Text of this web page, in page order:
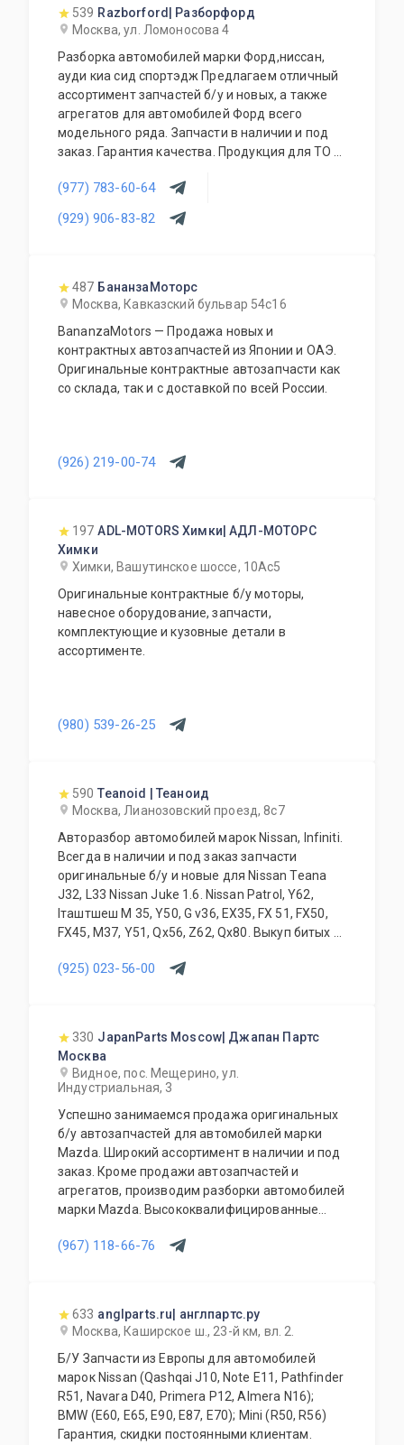
539 Razborford| Разборфорд
Москва, ул. Ломоносова 4
Разборка автомобилей марки Форд,ниссан,
ауди киа сид спортэдж Предлагаем отличный
ассортимент запчастей б/у и новых, а также
агрегатов для автомобилей Форд всего
модельного ряда. Запчасти в наличии и под
заказ. Гарантия качества. Продукция для ТО и
автомобилей. Доступные цены. Работа с
региональными клиентами. Приезжайте к нам
- квалифицированные специалисты помогут с
(977) 783-60-64
(929) 906-83-82
487 БананзаМоторс
Москва, Кавказский бульвар 54с16
BananzaMotors — Продажа новых и
контрактных автозапчастей из Японии и ОАЭ.
Оригинальные контрактные автозапчасти как
со склада, так и с доставкой по всей России.
(926) 219-00-74
197 ADL-MOTORS Химки| АДЛ-МОТОРС
Химки
Химки, Вашутинское шоссе, 10Ас5
Оригинальные контрактные б/у моторы,
навесное оборудование, запчасти,
комплектующие и кузовные детали в
ассортименте.
(980) 539-26-25
590 Teanoid | Теаноид
Москва, Лианозовский проезд, 8с7
Авторазбор автомобилей марок Nissan, Infiniti.
Всегда в наличии и под заказ запчасти
оригинальные б/у и новые для Nissan Teana
J32, L33 Nissan Juke 1.6. Nissan Patrol, Y62,
Iташтшеш M 35, Y50, G v36, EX35, FX 51, FX50,
FX45, M37, Y51, Qx56, Z62, Qx80. Выкуп битых и
запчастей и дополнительного оборудования.
Квалифицированные специалисты нашей
компании всегда грамотно ответят на любые
вопросы по оснащению, подбору, замене
Возможна доставка по Москве. Доставка в
регионы России и ближнего зарубежья.
Работаем ежедневно.
(925) 023-56-00
330 JapanParts Moscow| Джапан Партс
Москва
Видное, пос. Мещерино, ул.
Индустриальная, 3
Успешно занимаемся продажа оригинальных
б/у автозапчастей для автомобилей марки
Mazda. Широкий ассортимент в наличии и под
заказ. Кроме продажи автозапчастей и
агрегатов, производим разборки автомобилей
марки Mazda. Высококвалифицированные
его виды. В нашем автосервисе проводится
дополнительное оборудование для Вашего
автомобиля. Гарантия качества на все услуги
и продукцию. Квалифицированные
специалисты. Мы работаем для Вас каждый
день.
(967) 118-66-76
633 anglparts.ru| англпартс.ру
Москва, Каширское ш., 23-й км, вл. 2.
Б/У Запчасти из Европы для автомобилей
марок Nissan (Qashqai J10, Note E11, Pathfinder
R51, Navara D40, Primera P12, Almera N16);
BMW (E60, E65, E90, E87, E70); Mini (R50, R56)
Гарантия, скидки постоянными клиентам.